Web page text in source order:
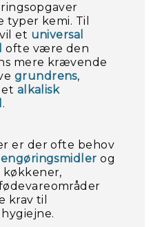
kemi. Til
et universal
ofte være den
mere krævende
grundrens,
alkalisk
.
er der ofte behov
og
køkkener,
krav til